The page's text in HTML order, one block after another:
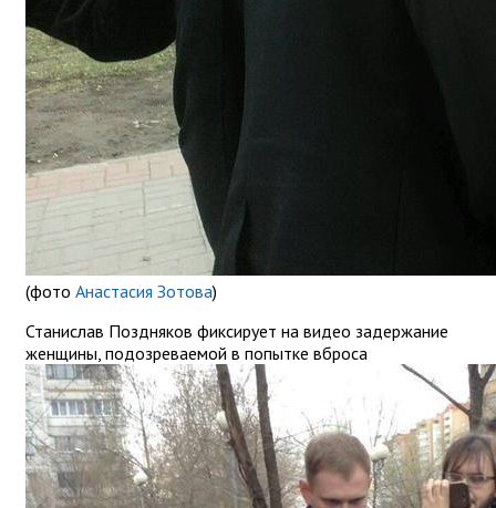
(фото Анастасия Зотова)
Станислав Поздняков фиксирует на видео задержание
женщины, подозреваемой в попытке вброса